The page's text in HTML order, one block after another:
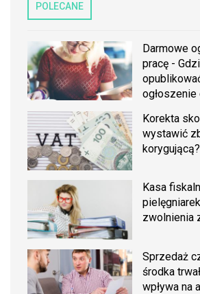
POLECANE
Darmowe
pracę -
ogłoszenie
Korekta
wystawić
korygującą?
Kasa
zwolnienia
Sprzedaż
środka
wpływa na